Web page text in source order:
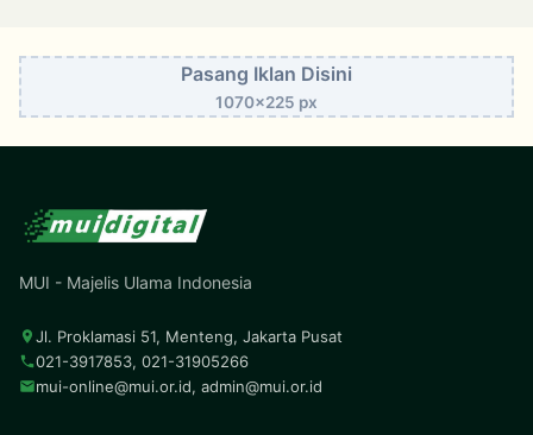
Pasang Iklan Disini
1070x225 px
MUI - Majelis Ulama Indonesia
Jl. Proklamasi 51, Menteng, Jakarta Pusat
021-3917853, 021-31905266
mui-online@mui.or.id, admin@mui.or.id